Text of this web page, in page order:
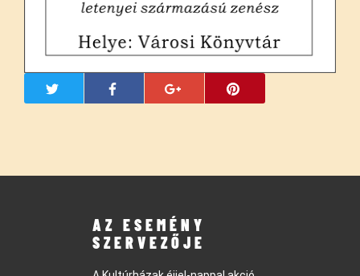
AZ ESEMÉNY
SZERVEZŐJE